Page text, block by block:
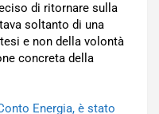
di ritornare sulla
soltanto di una
e non della volontà
concreta della
Energia, è stato